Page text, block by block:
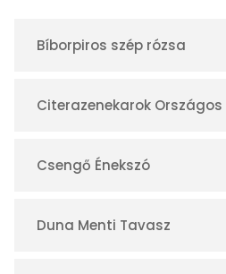
a
á
r
Bíborpiros szép rózsa
Citerazenekarok
Csengő Énekszó
Duna Menti Tavasz